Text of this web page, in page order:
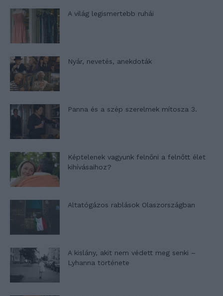
A világ legismertebb ruhái
Nyár, nevetés, anekdoták
Panna és a szép szerelmek mítosza 3.
Képtelenek vagyunk felnőni a felnőtt élet
kihívásaihoz?
Altatógázos rablások Olaszországban
A kislány, akit nem védett meg senki –
Lyhanna története